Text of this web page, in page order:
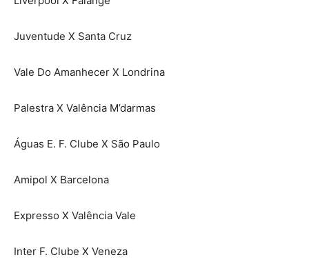
Juventude X Santa Cruz
Vale Do Amanhecer X Londrina
Palestra X Valência M’darmas
Águas E. F. Clube X São Paulo
Amipol X Barcelona
Expresso X Valência Vale
Inter F. Clube X Veneza